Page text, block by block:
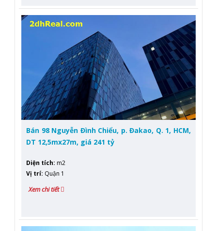
Bán 98 Nguyễn Đình Chiểu, p. Đakao, Q. 1, HCM,
DT 12,5mx27m, giá 241 tỷ
Diện tích: m2
Vị trí: Quận 1
Xem chi tiết